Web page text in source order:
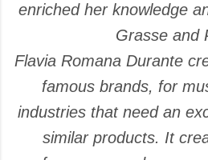
enriched her knowledge
Grasse and
Flavia Romana Durante
famous brands, for
industries that need an
similar products. It